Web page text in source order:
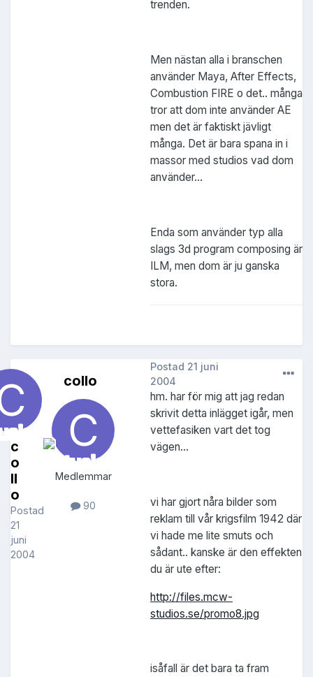
trenden.
Men nästan alla i branschen
använder Maya, After Effects,
Combustion FIRE o det.. många
tror att dom inte använder AE
men det är faktiskt jävligt
många. Det är bara spana in i
massor med studios vad dom
använder...
Enda som använder typ alla
slags 3d program composing är
ILM, men dom är ju ganska
stora.
c
o
ll
o
Postad
21
juni
2004
collo
Medlemmar
90
Postad 21 juni
2004
hm. har för mig att jag redan
skrivit detta inlägget igår, men
vettefasiken vart det tog
vägen...
vi har gjort nåra bilder som
reklam till vår krigsfilm 1942 där
vi hade me lite smuts och
sådant.. kanske är den effekten
du är ute efter:
http://files.mcw-
studios.se/promo8.jpg
isåfall är det bara ta fram